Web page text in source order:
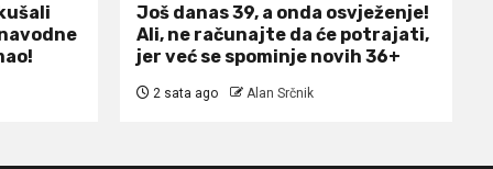
Još danas 39, a onda osvježenje!
Ali, ne računajte da će potrajati,
jer već se spominje novih 36+
2 sata ago Alan Srčnik